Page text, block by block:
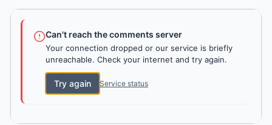
Can't reach the comments server
Your connection dropped or our service is briefly
unreachable. Check your internet and try again.
Try again Service status